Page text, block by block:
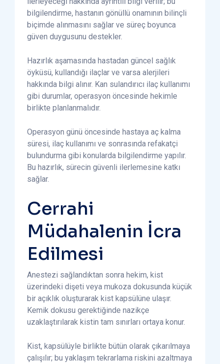
bilgilendirme, hastanın gönüllü onamının bilinçli
biçimde alınmasını sağlar ve süreç boyunca
güven duygusunu destekler.
Hazırlık aşamasında hastadan güncel sağlık
öyküsü, kullandığı ilaçlar ve varsa alerjileri
hakkında bilgi alınır. Kan sulandırıcı ilaç kullanımı
gibi durumlar, operasyon öncesinde hekimle
birlikte planlanmalıdır.
Operasyon günü öncesinde hastaya aç kalma
süresi, ilaç kullanımı ve sonrasında refakatçi
bulundurma gibi konularda bilgilendirme yapılır.
Bu hazırlık, sürecin güvenli ilerlemesine katkı
sağlar.
Cerrahi
Müdahalenin İcra
Edilmesi
Anestezi sağlandıktan sonra hekim, kist
üzerindeki dişeti veya mukoza dokusunda küçük
bir açıklık oluşturarak kist kapsülüne ulaşır.
Kemik dokusu gerektiğinde nazikçe
uzaklaştırılarak kistin tam sınırları ortaya konur.
Kist, kapsülüyle birlikte bütün olarak çıkarılmaya
çalışılır; bu yaklaşım tekrarlama riskini azaltmaya